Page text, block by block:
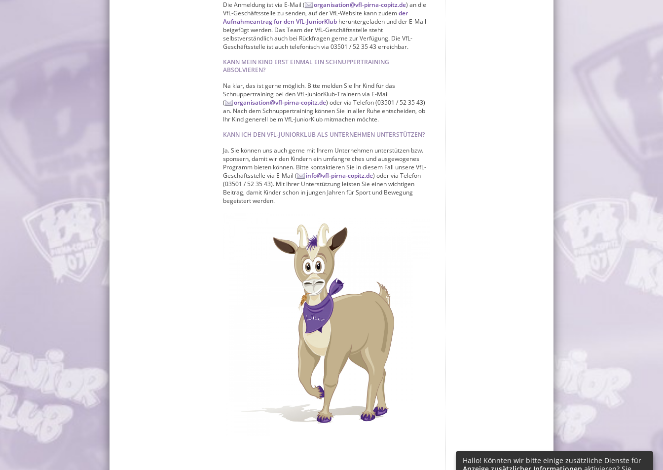
Die Anmeldung ist via E-Mail (
organisation@vfl-pirna-copitz.de) an die
VfL-Geschäftsstelle zu senden, auf der VfL-Website kann zudemder
Aufnahmeantrag für den VfL-JuniorKlub heruntergeladen und der E-Mail
beigefügt werden. Das Team der VfL-Geschäftsstelle steht
selbstverständlich auch bei Rückfragen gerne zur Verfügung. Die VfL-
Geschäftsstelle ist auch telefonisch via 03501 / 52 35 43 erreichbar.
KANN MEIN KIND ERST EINMAL EIN SCHNUPPERTRAINING
ABSOLVIEREN?
Na klar, das ist gerne möglich. Bitte melden Sie Ihr Kind für das
Schnuppertraining bei den VfL-JuniorKlub-Trainern via E-Mail
(
organisation@vfl-pirna-copitz.de) oder via Telefon (03501 / 52 35 43)
an. Nach dem Schnuppertraining können Sie in aller Ruhe entscheiden, ob
Ihr Kind generell beim VfL-JuniorKlub mitmachen möchte.
KANN ICH DEN VFL-JUNIORKLUB ALS UNTERNEHMEN UNTERSTÜTZEN?
Ja. Sie können uns auch gerne mit Ihrem Unternehmen unterstützen bzw.
sponsern, damit wir den Kindern ein umfangreiches und ausgewogenes
Programm bieten können. Bitte kontaktieren Sie in diesem Fall unsere VfL-
Geschäftsstelle via E-Mail (
info@vfl-pirna-copitz.de) oder via Telefon
(03501 / 52 35 43). Mit Ihrer Unterstützung leisten Sie einen wichtigen
Beitrag, damit Kinder schon in jungen Jahren für Sport und Bewegung
begeistert werden.
Hallo! Könnten wir bitte einige zusätzliche Dienste für